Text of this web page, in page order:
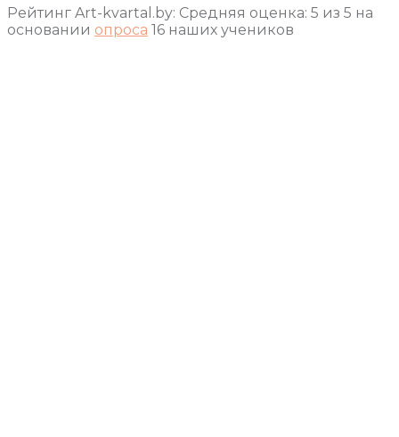
Рейтинг Art-kvartal.by: Средняя оценка: 5 из 5 на
основании опроса 16 наших учеников